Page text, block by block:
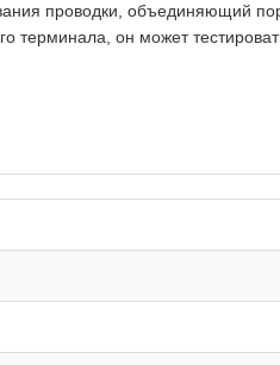
проводки, объединяющий
терминала, он может